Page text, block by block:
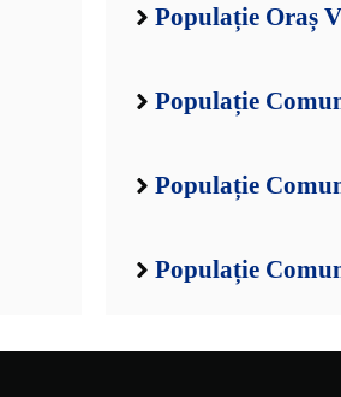
Populație Oraș
Populație
Populație
Populație